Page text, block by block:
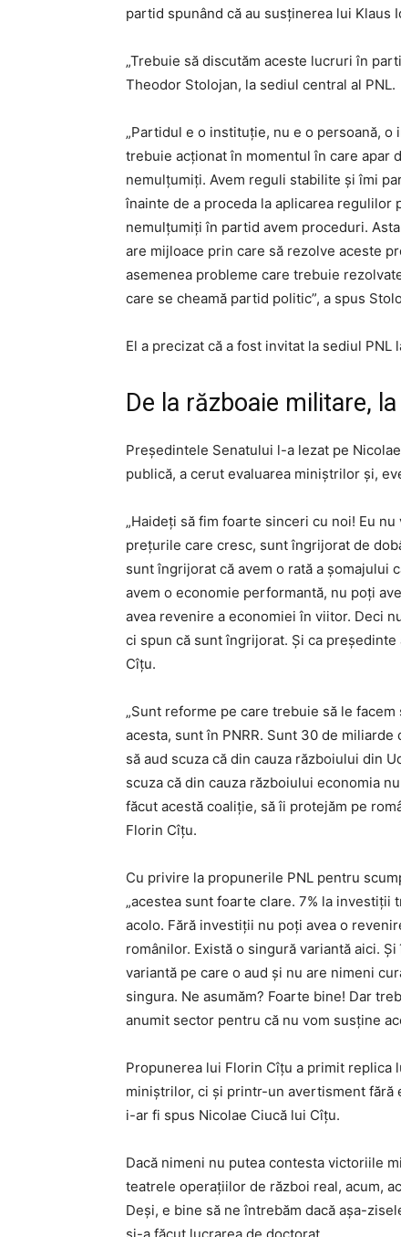
partid spunând că au susținerea lui Klaus
„Trebuie să discutăm aceste lucruri în
Theodor Stolojan, la sediul central al PNL.
„Partidul e o instituţie, nu e o persoană,
trebuie acţionat în momentul în care apar
nemulţumiţi. Avem reguli stabilite şi îmi
înainte de a proceda la aplicarea regulilor
nemulţumiţi în partid avem proceduri.
are mijloace prin care să rezolve aceste
asemenea probleme care trebuie
care se cheamă partid politic”, a spus
El a precizat că a fost invitat la sediul
De la războaie militare,
Președintele Senatului l-a lezat pe
publică, a cerut evaluarea miniștrilor și,
„Haideți să fim foarte sinceri cu noi! Eu
prețurile care cresc, sunt îngrijorat de
sunt îngrijorat că avem o rată a șomajului
avem o economie performantă, nu poți
avea revenire a economiei în viitor. Deci
ci spun că sunt îngrijorat. Și ca
Cîțu.
„Sunt reforme pe care trebuie să le
acesta, sunt în PNRR. Sunt 30 de
să aud scuza că din cauza războiului din
scuza că din cauza războiului economia
făcut acestă coaliție, să îi protejăm pe
Florin Cîțu.
Cu privire la propunerile PNL pentru
„acestea sunt foarte clare. 7% la
acolo. Fără investiții nu poți avea o
românilor. Există o singură variantă aici.
variantă pe care o aud și nu are nimeni
singura. Ne asumăm? Foarte bine! Dar
anumit sector pentru că nu vom susține
Propunerea lui Florin Cîțu a primit replica
miniștrilor, ci și printr-un avertisment fără
i-ar fi spus Nicolae Ciucă lui Cîțu.
Dacă nimeni nu putea contesta victoriile
teatrele operațiilor de război real, acum,
Deși, e bine să ne întrebăm dacă așa-